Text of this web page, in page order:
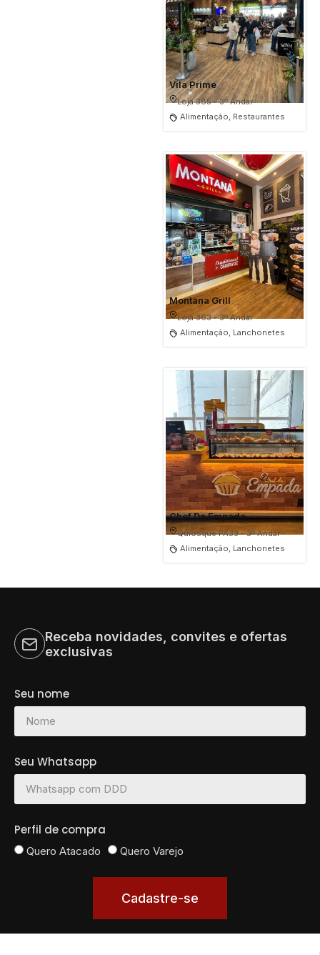
Vila Prime
Loja 385 - 3º Andar
Alimentação, Restaurantes
Montana Grill
Loja 363 - 3º Andar
Alimentação, Lanchonetes
Chef Da Empada
Quiosque PA33 - 3º Andar
Alimentação, Lanchonetes
Receba novidades, convites e ofertas
exclusivas
Seu nome
Seu Whatsapp
Perfil de compra
Quero Atacado Quero Varejo
Cadastre-se